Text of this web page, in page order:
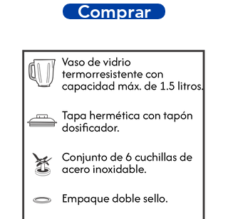
Comprar